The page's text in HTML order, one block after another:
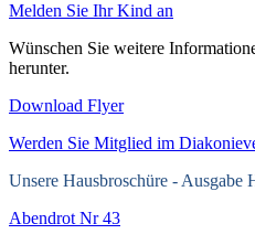
Melden Sie Ihr Kind an
Wünschen Sie weitere
herunter.
Download Flyer
Werden Sie Mitglied im
Unsere Hausbroschüre - Ausgabe
Abendrot Nr 43